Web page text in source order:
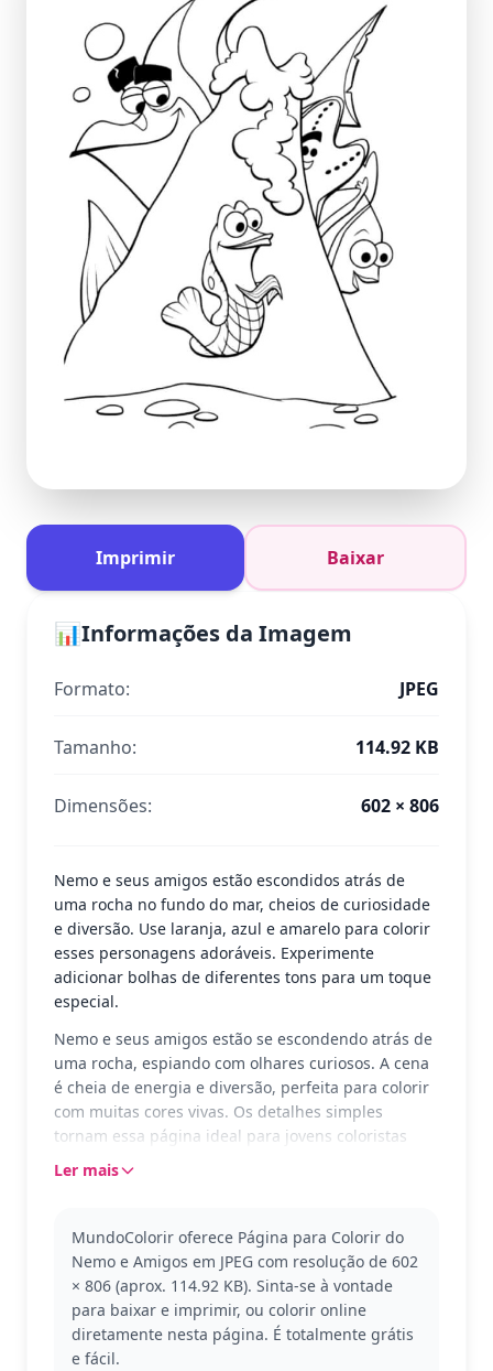
Imprimir Baixar
📊Informações da Imagem
Formato: JPEG
Tamanho: 114.92 KB
Dimensões: 602 × 806
Nemo e seus amigos estão escondidos atrás de
uma rocha no fundo do mar, cheios de curiosidade
e diversão. Use laranja, azul e amarelo para colorir
esses personagens adoráveis. Experimente
adicionar bolhas de diferentes tons para um toque
especial.
Nemo e seus amigos estão se escondendo atrás de
uma rocha, espiando com olhares curiosos. A cena
é cheia de energia e diversão, perfeita para colorir
com muitas cores vivas. Os detalhes simples
tornam essa página ideal para jovens coloristas
explorarem a criatividade subaquática sem
submarino, conhecido por sua coragem e amizade.
Junto com seus amigos do filme 'Procurando Nemo',
eles vivem grandes aventuras nos recifes. Se você
gosta desta página, também pode gostar de colorir
o Dory ou o Marlin.
Ler mais
MundoColorir oferece Página para Colorir do
Nemo e Amigos em JPEG com resolução de 602
× 806 (aprox. 114.92 KB). Sinta-se à vontade
para baixar e imprimir, ou colorir online
diretamente nesta página. É totalmente grátis
e fácil.